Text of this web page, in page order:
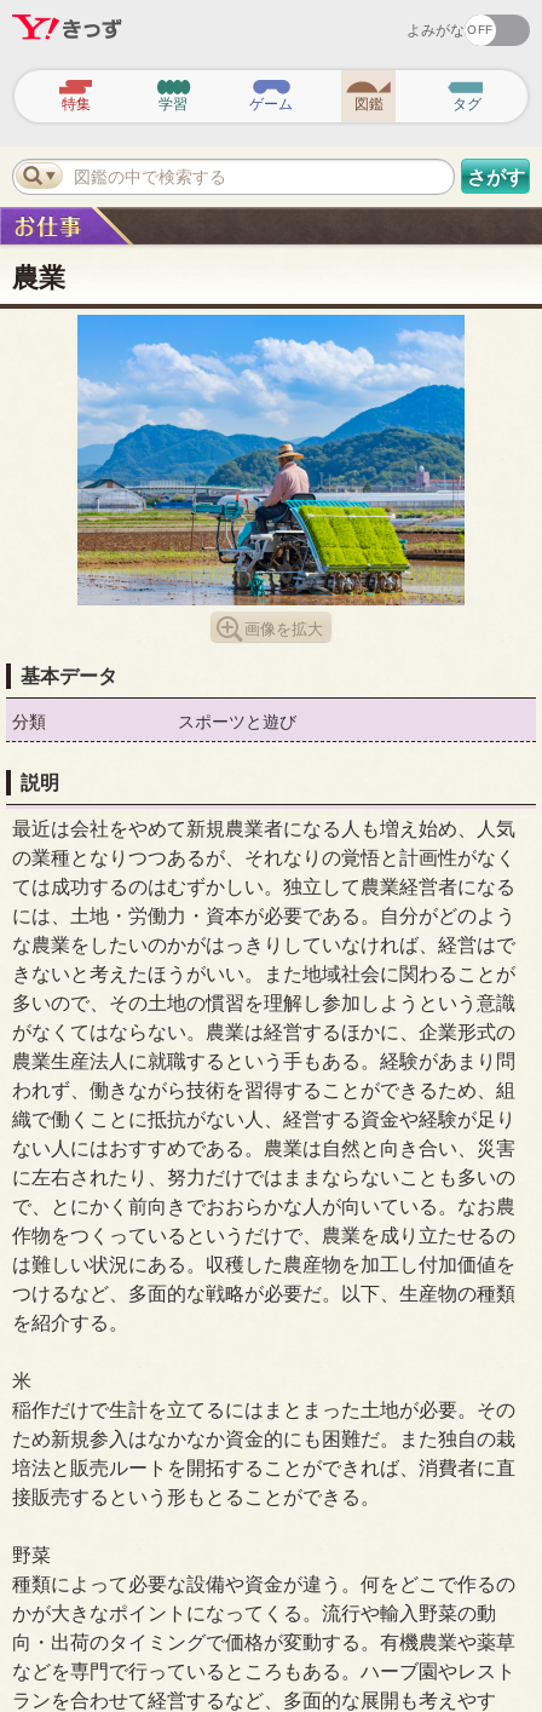
よみがな
ビ
ゲ
ー
シ
ョ
ン
特集 学習 ゲーム 図鑑 タグ
図鑑の中で検索する さがす
農業
画像を拡大
基本データ
分類 スポーツと遊び
説明
最近は会社をやめて新規農業者になる人も増え始め、人気
の業種となりつつあるが、それなりの覚悟と計画性がなく
ては成功するのはむずかしい。独立して農業経営者になる
には、土地・労働力・資本が必要である。自分がどのよう
な農業をしたいのかがはっきりしていなければ、経営はで
きないと考えたほうがいい。また地域社会に関わることが
多いので、その土地の慣習を理解し参加しようという意識
がなくてはならない。農業は経営するほかに、企業形式の
農業生産法人に就職するという手もある。経験があまり問
われず、働きながら技術を習得することができるため、組
織で働くことに抵抗がない人、経営する資金や経験が足り
ない人にはおすすめである。農業は自然と向き合い、災害
に左右されたり、努力だけではままならないことも多いの
で、とにかく前向きでおおらかな人が向いている。なお農
作物をつくっているというだけで、農業を成り立たせるの
は難しい状況にある。収穫した農産物を加工し付加価値を
つけるなど、多面的な戦略が必要だ。以下、生産物の種類
を紹介する。
米
稲作だけで生計を立てるにはまとまった土地が必要。その
ため新規参入はなかなか資金的にも困難だ。また独自の栽
培法と販売ルートを開拓することができれば、消費者に直
接販売するという形もとることができる。
野菜
種類によって必要な設備や資金が違う。何をどこで作るの
かが大きなポイントになってくる。流行や輸入野菜の動
向・出荷のタイミングで価格が変動する。有機農業や薬草
などを専門で行っているところもある。ハーブ園やレスト
ランを合わせて経営するなど、多面的な展開も考えやす